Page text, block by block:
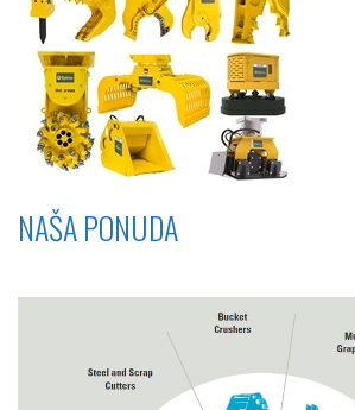
NAŠA PONUDA